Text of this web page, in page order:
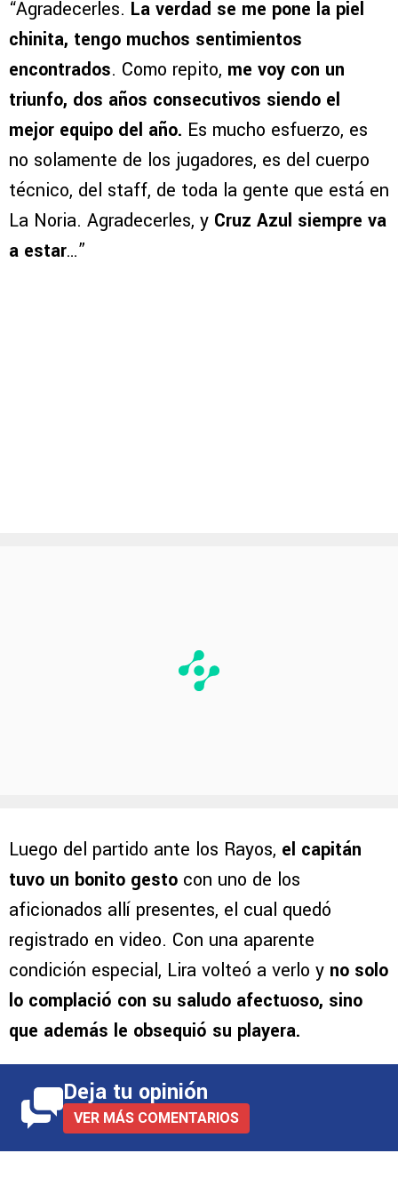
“Agradecerles. La verdad se me pone la piel
chinita, tengo muchos sentimientos
encontrados. Como repito, me voy con un
triunfo, dos años consecutivos siendo el
mejor equipo del año. Es mucho esfuerzo, es
no solamente de los jugadores, es del cuerpo
técnico, del staff, de toda la gente que está en
La Noria. Agradecerles, y Cruz Azul siempre va
a estar…”
Luego del partido ante los Rayos, el capitán
tuvo un bonito gesto con uno de los
aficionados allí presentes, el cual quedó
registrado en video. Con una aparente
condición especial, Lira volteó a verlo y no solo
lo complació con su saludo afectuoso, sino
que además le obsequió su playera.
Deja tu opinión
VER MÁS COMENTARIOS